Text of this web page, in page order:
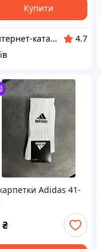
Купити
Интернет-каталог скидок "Профит плюс"
4.7
Adidas 41-
₴